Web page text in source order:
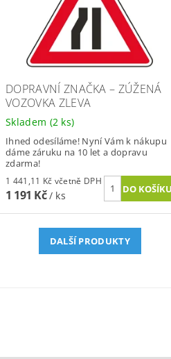
DOPRAVNÍ ZNAČKA – ZÚŽENÁ
VOZOVKA ZLEVA
Skladem (2 ks)
Ihned odesíláme! Nyní Vám k nákupu
dáme záruku na 10 let a dopravu
zdarma!
1 441,11 Kč včetně DPH
1 191 Kč/ ks
DALŠÍ PRODUKTY